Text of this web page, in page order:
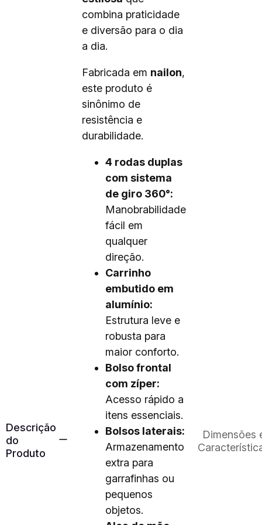
Descrição
do
Produto
combina praticidade
e diversão para o dia
a dia.
Fabricada em nailon,
este produto é
sinônimo de
resistência e
durabilidade.
4 rodas duplas
com sistema
de giro 360°:
Manobrabilidade
fácil em
qualquer
direção.
Carrinho
embutido em
alumínio:
Estrutura leve e
robusta para
maior conforto.
Bolso frontal
com zíper:
Acesso rápido a
itens essenciais.
Bolsos laterais:
Armazenamento
extra para
garrafinhas ou
pequenos
objetos.
Dimensões